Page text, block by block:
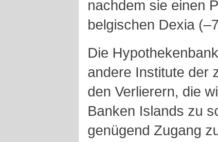
nachdem sie einen
belgischen Dexia
Die
andere Institute der
den Verlierern, die
Banken Islands zu
genügend Zugang